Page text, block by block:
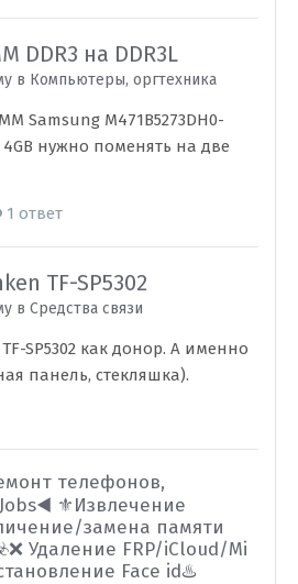
DDR3 на DDR3L
в Компьютеры, оргтехника
Samsung M471B5273DH0-
4GB нужно поменять на две
1 ответ
TF-SP5302
в Средства связи
SP5302 как донор. А именно
панель, стекляшка).
телефонов,
⚜️Извлечение
замена памяти
Удаление FRP/iCloud/Mi
Face id♨️